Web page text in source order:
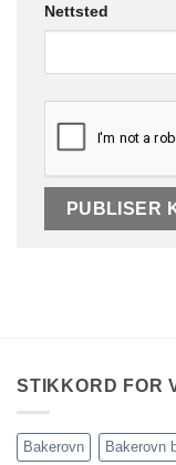
Nettsted
STIKKORD FOR
Bakerovn Bakerovn